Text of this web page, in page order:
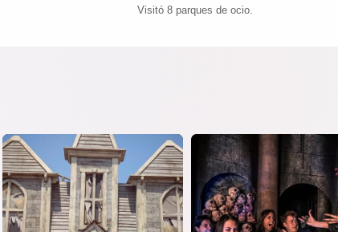
Visitó 8 parques de ocio.